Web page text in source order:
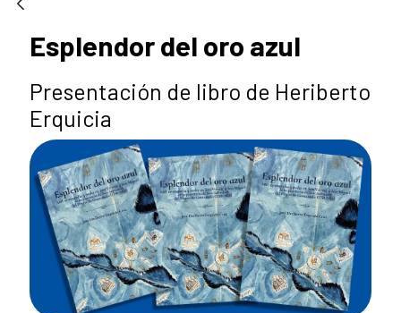
Esplendor del oro azul
Presentación de libro de Heriberto
Erquicia